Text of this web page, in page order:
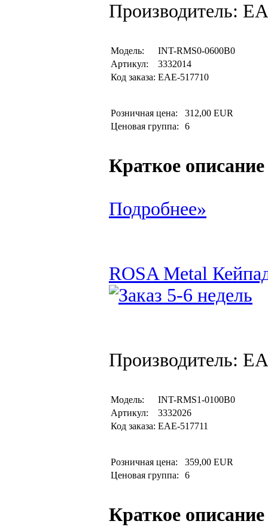
Производитель:
Модель:
INT-RMS0-0600B0
Артикул:
3332014
Код заказа: EAE-517710
Розничная цена:
312,00 EUR
Ценовая группа:
6
Краткое описание
Подробнее»
ROSA Metal
Производитель:
Модель:
INT-RMS1-0100B0
Артикул:
3332026
Код заказа: EAE-517711
Розничная цена:
359,00 EUR
Ценовая группа:
6
Краткое описание